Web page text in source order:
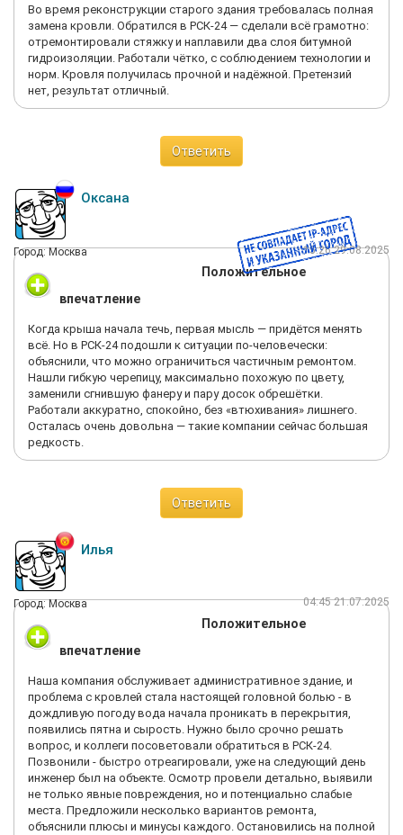
Во время реконструкции старого здания требовалась полная
замена кровли. Обратился в РСК-24 — сделали всё грамотно:
отремонтировали стяжку и наплавили два слоя битумной
гидроизоляции. Работали чётко, с соблюдением технологии и
норм. Кровля получилась прочной и надёжной. Претензий
нет, результат отличный.
Ответить
Оксана
Город: Москва 15:26 29.08.2025
Положительное
впечатление
Когда крыша начала течь, первая мысль — придётся менять
всё. Но в РСК-24 подошли к ситуации по-человечески:
объяснили, что можно ограничиться частичным ремонтом.
Нашли гибкую черепицу, максимально похожую по цвету,
заменили сгнившую фанеру и пару досок обрешётки.
Работали аккуратно, спокойно, без «втюхивания» лишнего.
Осталась очень довольна — такие компании сейчас большая
редкость.
Ответить
Илья
Город: Москва 04:45 21.07.2025
Положительное
впечатление
Наша компания обслуживает административное здание, и
проблема с кровлей стала настоящей головной болью - в
дождливую погоду вода начала проникать в перекрытия,
появились пятна и сырость. Нужно было срочно решать
вопрос, и коллеги посоветовали обратиться в РСК-24.
Позвонили - быстро отреагировали, уже на следующий день
инженер был на объекте. Осмотр провели детально, выявили
не только явные повреждения, но и потенциально слабые
места. Предложили несколько вариантов ремонта,
объяснили плюсы и минусы каждого. Остановились на полной